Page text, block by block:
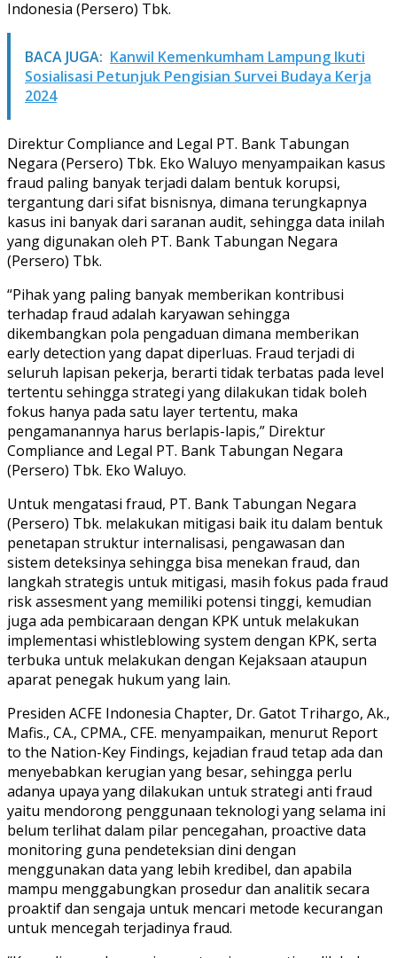
Indonesia (Persero) Tbk.
BACA JUGA: Kanwil Kemenkumham Lampung Ikuti
Sosialisasi Petunjuk Pengisian Survei Budaya Kerja
2024
Direktur Compliance and Legal PT. Bank Tabungan
Negara (Persero) Tbk. Eko Waluyo menyampaikan kasus
fraud paling banyak terjadi dalam bentuk korupsi,
tergantung dari sifat bisnisnya, dimana terungkapnya
kasus ini banyak dari saranan audit, sehingga data inilah
yang digunakan oleh PT. Bank Tabungan Negara
(Persero) Tbk.
“Pihak yang paling banyak memberikan kontribusi
terhadap fraud adalah karyawan sehingga
dikembangkan pola pengaduan dimana memberikan
early detection yang dapat diperluas. Fraud terjadi di
seluruh lapisan pekerja, berarti tidak terbatas pada level
tertentu sehingga strategi yang dilakukan tidak boleh
fokus hanya pada satu layer tertentu, maka
pengamanannya harus berlapis-lapis,” Direktur
Compliance and Legal PT. Bank Tabungan Negara
(Persero) Tbk. Eko Waluyo.
Untuk mengatasi fraud, PT. Bank Tabungan Negara
(Persero) Tbk. melakukan mitigasi baik itu dalam bentuk
penetapan struktur internalisasi, pengawasan dan
sistem deteksinya sehingga bisa menekan fraud, dan
langkah strategis untuk mitigasi, masih fokus pada fraud
risk assesment yang memiliki potensi tinggi, kemudian
juga ada pembicaraan dengan KPK untuk melakukan
implementasi whistleblowing system dengan KPK, serta
terbuka untuk melakukan dengan Kejaksaan ataupun
aparat penegak hukum yang lain.
Presiden ACFE Indonesia Chapter, Dr. Gatot Trihargo, Ak.,
Mafis., CA., CPMA., CFE. menyampaikan, menurut Report
to the Nation-Key Findings, kejadian fraud tetap ada dan
menyebabkan kerugian yang besar, sehingga perlu
adanya upaya yang dilakukan untuk strategi anti fraud
yaitu mendorong penggunaan teknologi yang selama ini
belum terlihat dalam pilar pencegahan, proactive data
monitoring guna pendeteksian dini dengan
menggunakan data yang lebih kredibel, dan apabila
mampu menggabungkan prosedur dan analitik secara
proaktif dan sengaja untuk mencari metode kecurangan
untuk mencegah terjadinya fraud.